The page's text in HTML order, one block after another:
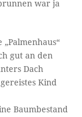
war ja
gut an den
Dach
Kind
Baumbestand